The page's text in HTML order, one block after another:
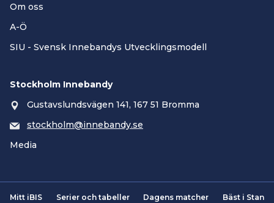
Om oss
A-Ö
SIU - Svensk Innebandys Utvecklingsmodell
Stockholm Innebandy
Gustavslundsvägen 141, 167 51 Bromma
stockholm@innebandy.se
Media
Mitt iBIS Serier och tabeller Dagens matcher Bäst i Stan